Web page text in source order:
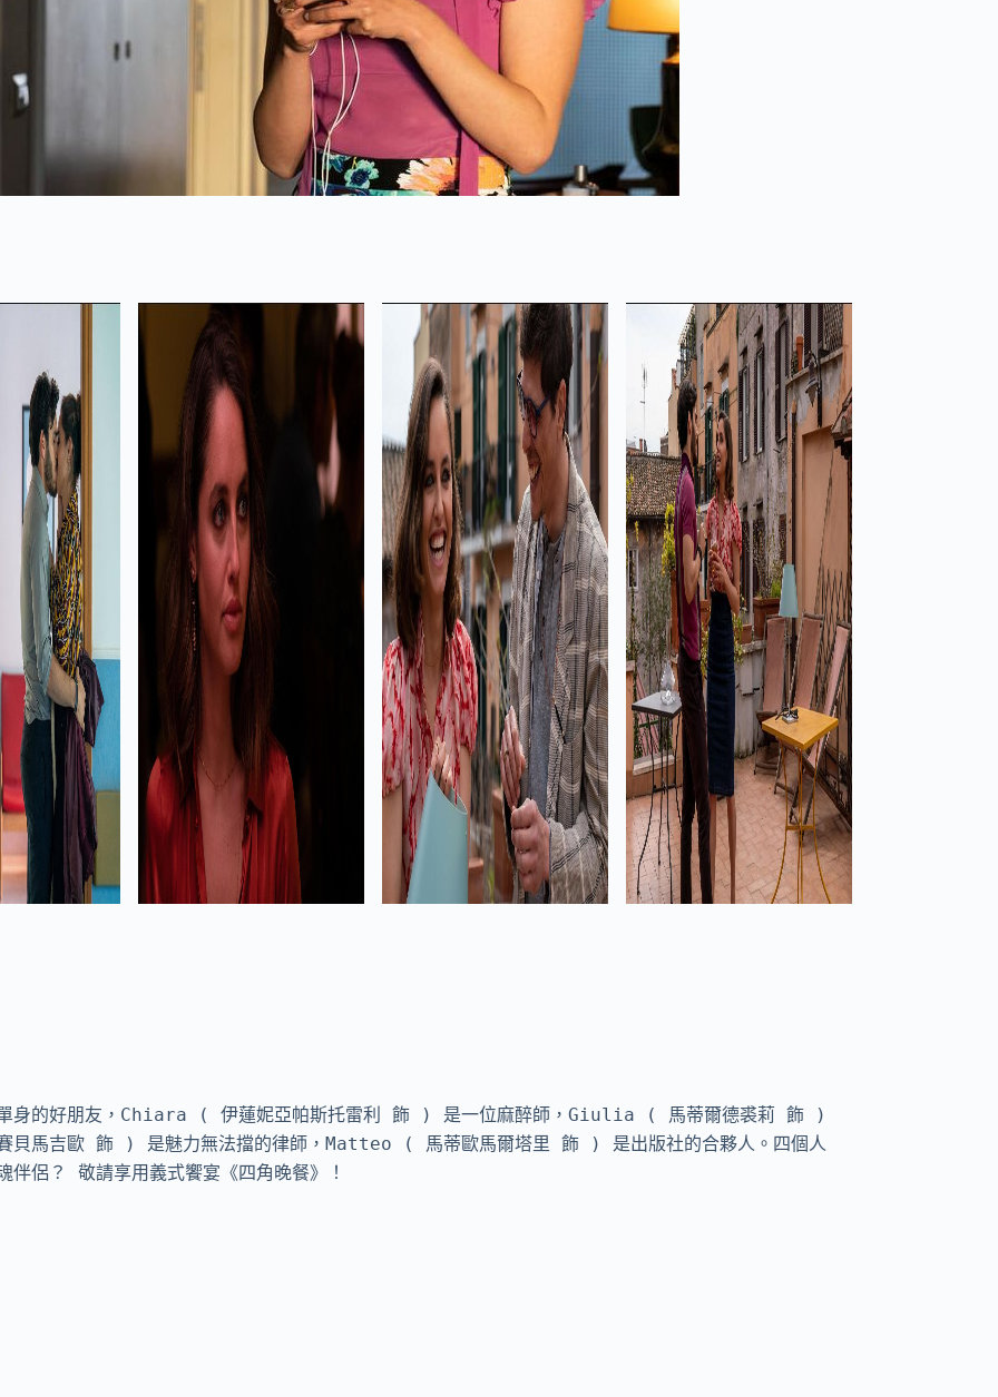
單身的好朋友，Chiara ( 伊蓮妮亞帕斯托雷利 飾 ) 是一位麻醉師，Giulia ( 馬蒂爾德裘莉 飾 )
貝馬吉歐 飾 ) 是魅力無法擋的律師，Matteo ( 馬蒂歐馬爾塔里 飾 ) 是出版社的合夥人。四個人
伴侶？ 敬請享用義式饗宴《四角晚餐》！